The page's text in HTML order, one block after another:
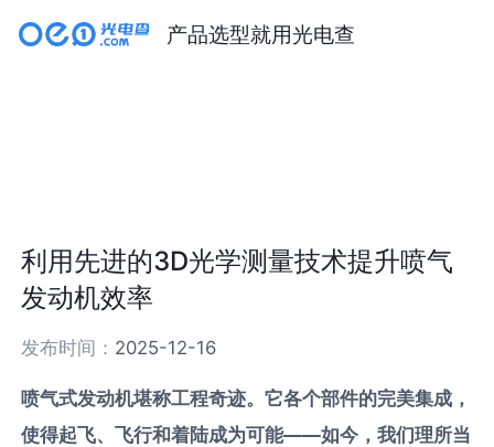
产品选型就用光电查
利用先进的3D光学测量技术提升喷气
发动机效率
发布时间： 2025-12-16
喷气式发动机堪称工程奇迹。它各个部件的完美集成，
使得起飞、飞行和着陆成为可能——如今，我们理所当